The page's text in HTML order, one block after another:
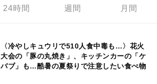
24時間 週間 月間
〈冷やしキュウリで510人食中毒も…〉花火
大会の「豚の丸焼き」、キッチンカーの「ケ
バブ」も…酷暑の夏祭りで注意したい食べ物